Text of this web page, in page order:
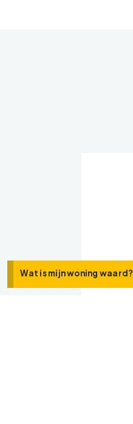
Wat is mijn woning waard?